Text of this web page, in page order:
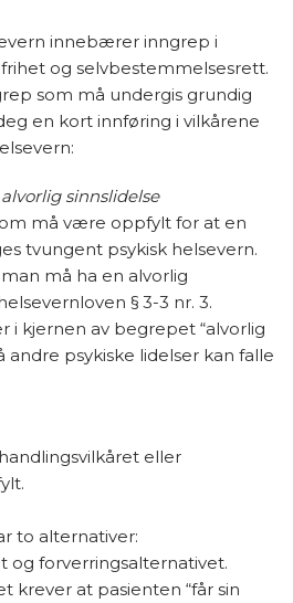
innebærer inngrep i
og selvbestemmelsesrett.
som må undergis grundig
en kort innføring i vilkårene
sinnslidelse
må være oppfylt for at en
tvungent psykisk helsevern.
må ha en alvorlig
§ 3-3 nr. 3.
i kjernen av begrepet “alvorlig
andre psykiske lidelser kan falle
eller
to alternativer:
og forverringsalternativet.
krever at pasienten “får sin